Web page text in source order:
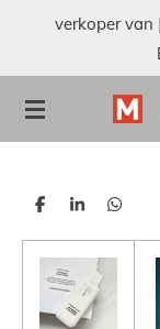
de
hoofdinhoud
verkoper van
D
l
e
n
S
a
r
D
l
e